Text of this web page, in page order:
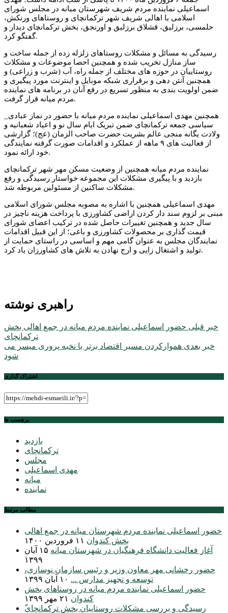
اسماعیلی نماینده مردم شریف شهرستان میانه در مجلس شورای
اسلامی با اهالی شریف شهر ترکمانچای و روستاهای ورنکش،
حلمسی، برزلیق، قشلاق برزلیق و اورنجق، بخش ترکمانچای دیدار و
گفتگو کرد.
رسیدگی به مسائل و مشکلات روستاهای زلزله زده از جمله ساخت و
ساز منازل تخریب شده و همچنین احصا موضوعات و مشکلات
روستاییان در حوزه های مختلف از جمله راه، آب (شرب و زراعی) و
همچنین آنتن دهی و برقراری شبکه موبایل و اینترنت مورد پیگیری و
ضمن اولویت بندی به منظور تسریع در رفع آنان در برنامه های نماینده
مردم میانه قرار گرفت.
همچنین مهدی اسماعیلی نماینده مردم میانه با حضور در نماز عبادی_
سیاسی جمعه ترکمانچای ضمن تبریک ایام سال نو و اعیاد شعبانیه و
ولادت یگانه منجی عالم بشریت حضرت صاحب‌ الزمان (عج)؛ گزارشی
از فعالیت های ۹ ماهه از عملکرد و اقدامات صورت گرفته نمایندگی
خود ارائه نمود.
نماینده مردم میانه همچنین از وضعیت مسکن مهر شهر ترکمانچای
بازدید و با پیگیری مشکلات این مجموعه خواستار رسیدگی و رفع
مشکلات ساکنین از مسئولین مربوطه شد.
مهدی اسماعیلی همچنین با اشاره به مصوبه مجلس شورای اسلامی
مبنی بر لزوم سند دار کردن اراضی کشاورزی با پرداخت هزینه ناچیز در
سال جدید و همچنین تغییرات حاصل شده در ترکیب اعضای شورای
قیمت گذاری بر محصولات کشاورزی و باغی؛ از این قبیل اقدامات
نمایندگان مجلس به عنوان گامی مهم و اساسی در راستای حمایت از
تولید و اشتغال زایی و ارج نهادن به تلاش های کشاورزان یاد کرد.
راهبری نوشته
خبر قبلی حضور اسماعیلی نماینده مردم میانه در جمع اهالی بخش
ترکمانچای
خبر بعدی هموارکردن مسیر اقتصاد برتر با نخبه پروری میسر مى
شود
اشتراک گذاری
برچسب ها
بازدید
ترکمانچای
مجلس
مهدی اسماعیلی
میانه
نماینده
مطالب مرتبط
حضور اسماعیلی نماینده مردم شهرستان میانه در جمع اهالی
بخش کندوان ۱۱ فروردین ۱۴۰۰
آغاز فعالیت دانشگاه فرهنگیان در شهرستان میانه
۱۵ آبان
۱۳۹۹
حضور رخشانی مهر معاون وزیر و رئیس سازمان نوسازی،
توسعه و تجهیز مدارس ... ۱۰ آبان ۱۳۹۹
حضور اسماعیلی نماینده مردم میانه در روستاهای بخش
کندوان ۲۱ مهر ۱۳۹۹